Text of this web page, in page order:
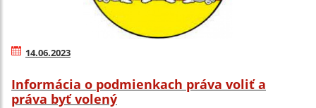
14.06.2023
Informácia o podmienkach práva voliť a
práva byť volený